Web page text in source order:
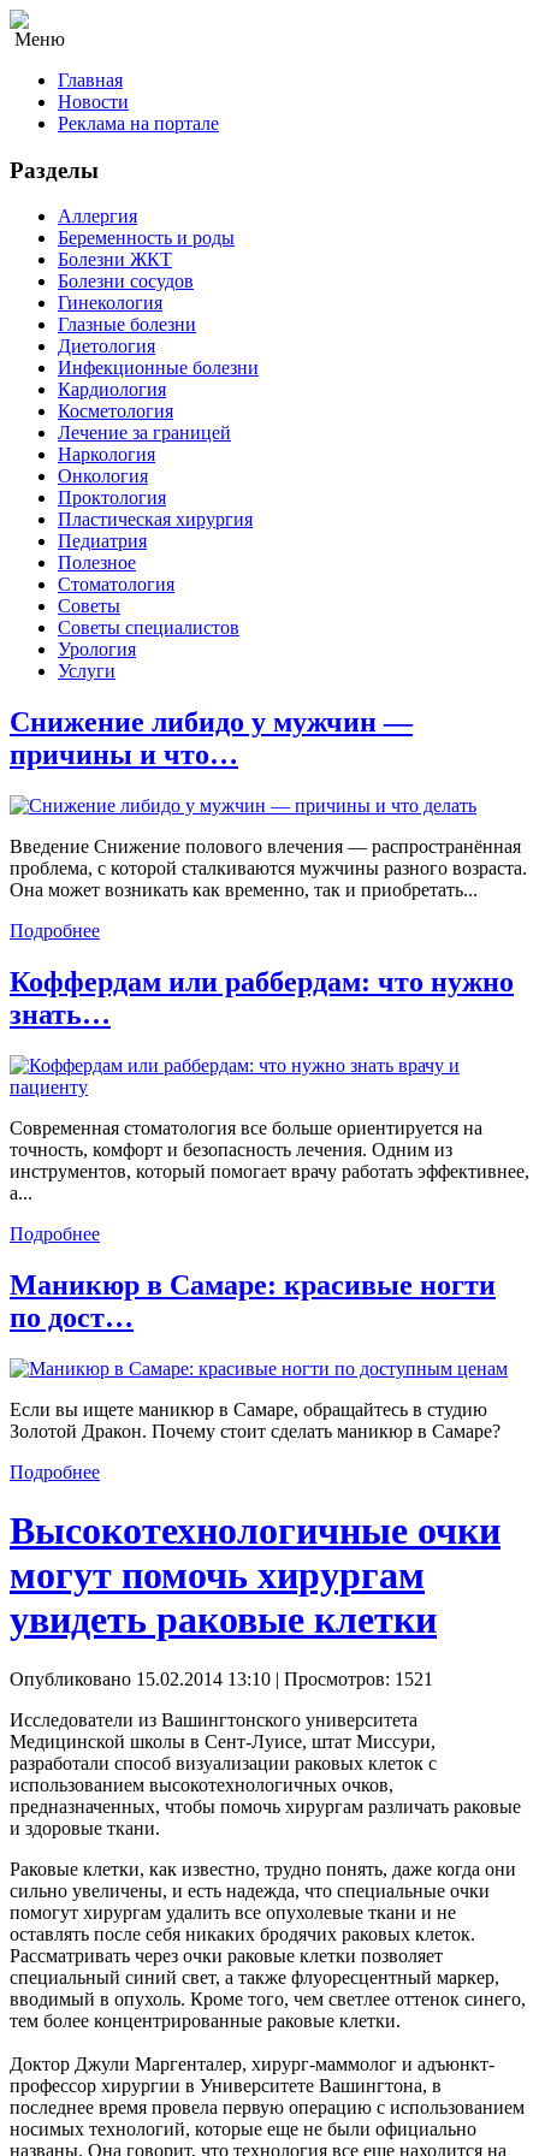
Меню
Главная
Новости
Реклама на портале
Разделы
Аллергия
Беременность и роды
Болезни ЖКТ
Болезни сосудов
Гинекология
Глазные болезни
Диетология
Инфекционные болезни
Кардиология
Косметология
Лечение за границей
Наркология
Онкология
Проктология
Пластическая хирургия
Педиатрия
Полезное
Стоматология
Советы
Советы специалистов
Урология
Услуги
Снижение либидо у мужчин —
причины и что…
Введение Снижение полового влечения — распространённая
проблема, с которой сталкиваются мужчины разного возраста.
Она может возникать как временно, так и приобретать...
Подробнее
Коффердам или раббердам: что нужно
знать…
Современная стоматология все больше ориентируется на
точность, комфорт и безопасность лечения. Одним из
инструментов, который помогает врачу работать эффективнее,
а...
Подробнее
Маникюр в Самаре: красивые ногти
по дост…
Если вы ищете маникюр в Самаре, обращайтесь в студию
Золотой Дракон. Почему стоит сделать маникюр в Самаре?
Подробнее
Высокотехнологичные очки
могут помочь хирургам
увидеть раковые клетки
Опубликовано 15.02.2014 13:10 | Просмотров: 1521
Исследователи из Вашингтонского университета
Медицинской школы в Сент-Луисе, штат Миссури,
разработали способ визуализации раковых клеток с
использованием высокотехнологичных очков,
предназначенных, чтобы помочь хирургам различать раковые
и здоровые ткани.
Раковые клетки, как известно, трудно понять, даже когда они
сильно увеличены, и есть надежда, что специальные очки
помогут хирургам удалить все опухолевые ткани и не
оставлять после себя никаких бродячих раковых клеток.
Рассматривать через очки раковые клетки позволяет
специальный синий свет, а также флуоресцентный маркер,
вводимый в опухоль. Кроме того, чем светлее оттенок синего,
тем более концентрированные раковые клетки.
Доктор Джули Маргенталер, хирург-маммолог и адъюнкт-
профессор хирургии в Университете Вашингтона, в
последнее время провела первую операцию с использованием
носимых технологий, которые еще ​​не были официально
названы. Она говорит, что технология все еще находится на